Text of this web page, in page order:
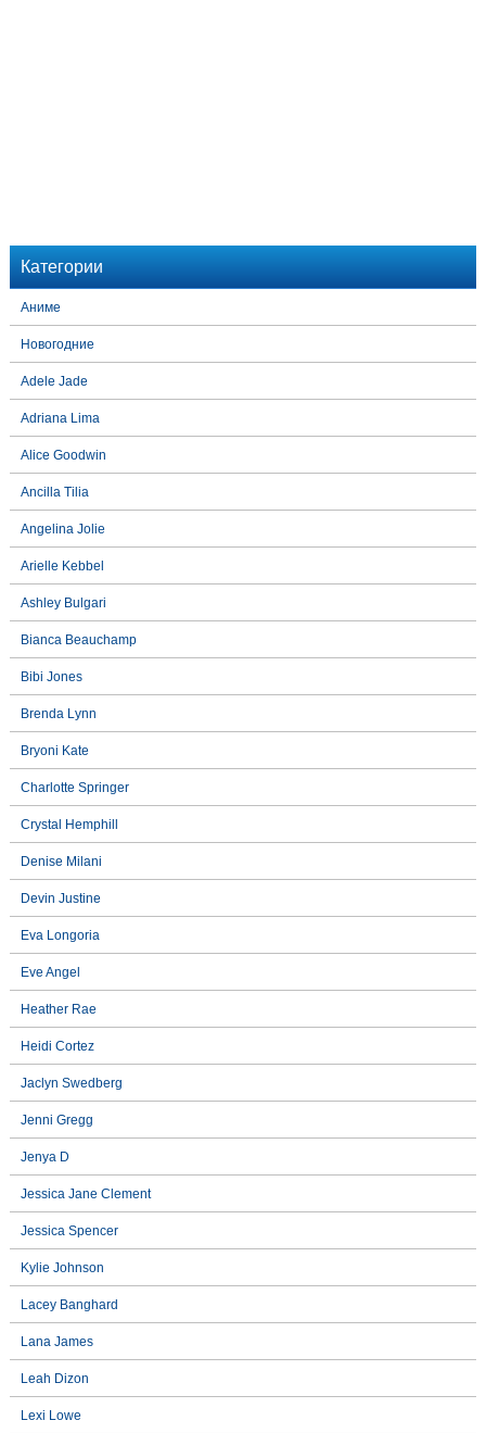
Категории
Аниме
Новогодние
Adele Jade
Adriana Lima
Alice Goodwin
Ancilla Tilia
Angelina Jolie
Arielle Kebbel
Ashley Bulgari
Bianca Beauchamp
Bibi Jones
Brenda Lynn
Bryoni Kate
Charlotte Springer
Crystal Hemphill
Denise Milani
Devin Justine
Eva Longoria
Eve Angel
Heather Rae
Heidi Cortez
Jaclyn Swedberg
Jenni Gregg
Jenya D
Jessica Jane Clement
Jessica Spencer
Kylie Johnson
Lacey Banghard
Lana James
Leah Dizon
Lexi Lowe